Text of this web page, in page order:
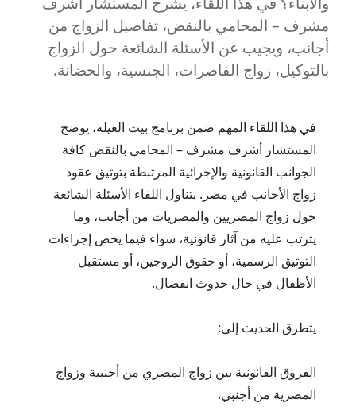
مشرف – المحامي بالنقض، تفاصيل الزواج من
أجانب، ويجيب عن الأسئلة الشائعة حول الزواج
بالتوكيل، زواج القاصرات، الجنسية، والحضانة.
في هذا اللقاء المهم ضمن برنامج بيت العيلة، يوضح
المستشار أشرف مشرف – المحامي بالنقض كافة
الجوانب القانونية والإجرائية المرتبطة بتوثيق عقود
زواج الأجانب في مصر. يتناول اللقاء الأسئلة الشائعة
حول زواج المصريين والمصريات من أجانب، وما
يترتب عليه من آثار قانونية، سواء فيما يخص إجراءات
التوثيق الرسمية، أو حقوق الزوجين، أو مستقبل
الأطفال في حال حدوث انفصال.
يتطرق الحديث إلى:
الفروق القانونية بين زواج المصري من أجنبية وزواج
المصرية من أجنبي.